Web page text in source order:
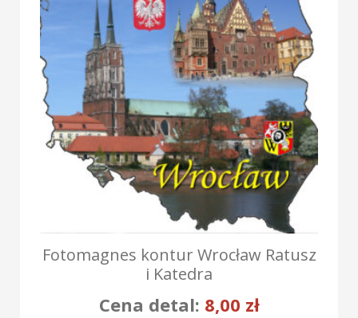
Fotomagnes kontur Wrocław Ratusz
i Katedra
Cena detal: 8,00 zł